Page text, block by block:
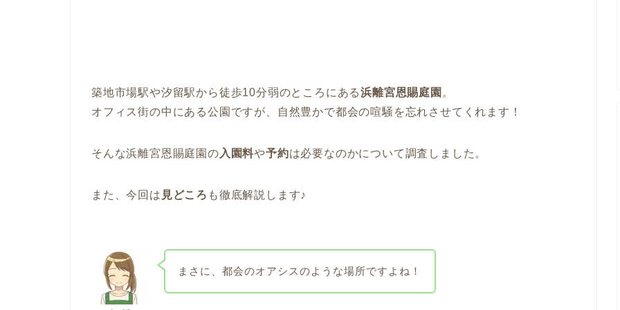
築地市場駅や汐留駅から徒歩10分弱のところにある浜離宮恩賜庭園 。
オフィス街の中にある公園ですが、自然豊かで都会の喧騒を忘れさせてくれます！
そんな浜離宮恩賜庭園の 入園料や予約は必要なのかについて調査しました。
また、今回は 見どころ も徹底解説します♪
まさに、都会のオアシスのような場所ですよね！